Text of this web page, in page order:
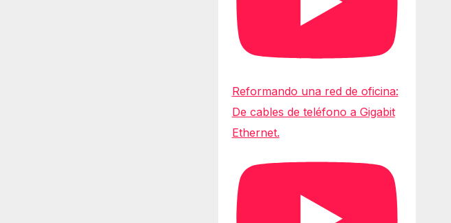
Reformando una red de oficina:
De cables de teléfono a Gigabit
Ethernet.